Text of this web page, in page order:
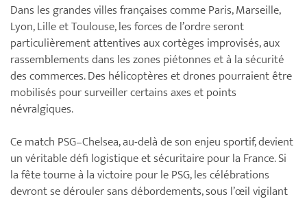
Dans les grandes villes françaises comme Paris, Marseille,
Lyon, Lille et Toulouse, les forces de l’ordre seront
particulièrement attentives aux cortèges improvisés, aux
rassemblements dans les zones piétonnes et à la sécurité
des commerces. Des hélicoptères et drones pourraient être
mobilisés pour surveiller certains axes et points
névralgiques.
Ce match PSG–Chelsea, au-delà de son enjeu sportif, devient
un véritable défi logistique et sécuritaire pour la France. Si
la fête tourne à la victoire pour le PSG, les célébrations
devront se dérouler sans débordements, sous l’œil vigilant